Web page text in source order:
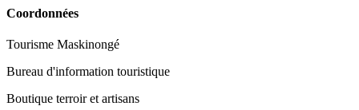
Coordonnées
Tourisme Maskinongé
Bureau d'information touristique
Boutique terroir et artisans